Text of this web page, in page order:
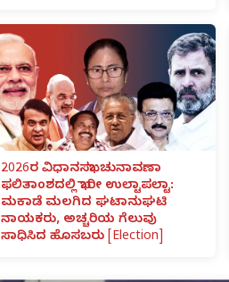
2026ರ ವಿಧಾನಸಭಾ ಚುನಾವಣಾ
ಫಲಿತಾಂಶದಲ್ಲಿ ಭಾರೀ ಉಲ್ಟಾಪಲ್ಟಾ:
ಮಕಾಡೆ ಮಲಗಿದ ಘಟಾನುಘಟಿ
ನಾಯಕರು, ಅಚ್ಚರಿಯ ಗೆಲುವು
ಸಾಧಿಸಿದ ಹೊಸಬರು [Election]